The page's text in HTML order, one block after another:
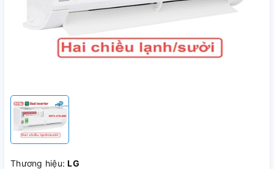
Thương hiệu:LG